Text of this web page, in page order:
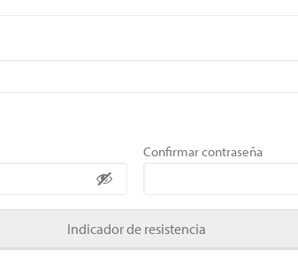
Confirmar contraseña
Indicador de resistencia